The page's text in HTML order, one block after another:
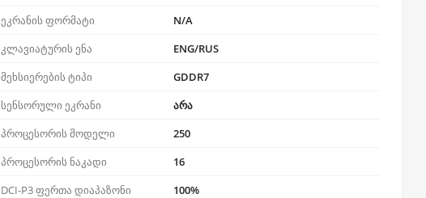
ეკრანის ფორმატი
N/A
კლავიატურის ენა
ENG/RUS
მეხსიერების ტიპი
GDDR7
სენსორული ეკრანი
არა
პროცესორის მოდელი
250
პროცესორის ნაკადი
16
DCI-P3 ფერთა დიაპაზონი
100%